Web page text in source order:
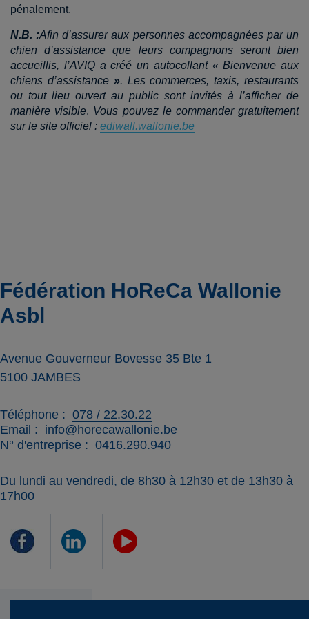
pénalement.
N.B. :Afin d’assurer aux personnes accompagnées par un
chien d’assistance que leurs compagnons seront bien
accueillis, l’AVIQ a créé un autocollant « Bienvenue aux
chiens d’assistance». Les commerces, taxis, restaurants
ou tout lieu ouvert au public sont invités à l’afficher de
manière visible. Vous pouvez le commander gratuitement
sur le site officiel : ediwall.wallonie.be
Fédération HoReCa Wallonie
Asbl
Avenue Gouverneur Bovesse 35 Bte 1
5100 JAMBES
Téléphone
078 / 22.30.22
Email
info@horecawallonie.be
N° d'entreprise
0416.290.940
Du lundi au vendredi, de 8h30 à 12h30 et de 13h30 à
17h00